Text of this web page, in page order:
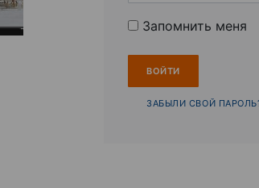
Запомнить меня
ЗАБЫЛИ СВОЙ